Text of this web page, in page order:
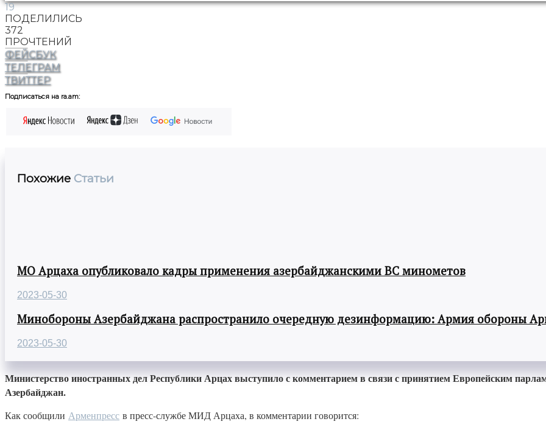
19
ПОДЕЛИЛИСЬ
372
ПРОЧТЕНИЙ
ФЕЙСБУК
ТЕЛЕГРАМ
ТВИТТЕР
Подписаться на ra.am:
Похожие Статьи
МО Арцаха опубликовало кадры применения азербайджанскими ВС минометов
2023-05-30
Минобороны Азербайджана распространило очередную дезинформацию: Армия обороны
2023-05-30
Министерство иностранных дел Республики Арцах выступило с комментарием в связи с принятием Европейским
Азербайджан.
Как сообщили Арменпресс в пресс-службе МИД Арцаха, в комментарии говорится: